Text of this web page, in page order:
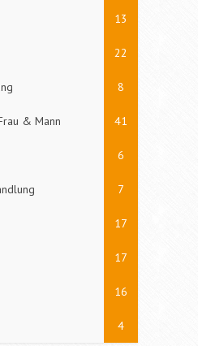
13
22
8
& Mann 41
6
7
17
17
16
4